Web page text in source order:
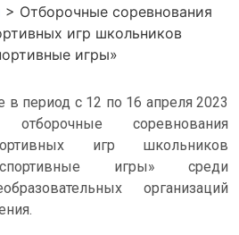
> Отборочные соревнования
игр школьников
игры»
в период с 12 по 16 апреля 2023
соревнования
игр школьников
спортивные игры» среди
организаций